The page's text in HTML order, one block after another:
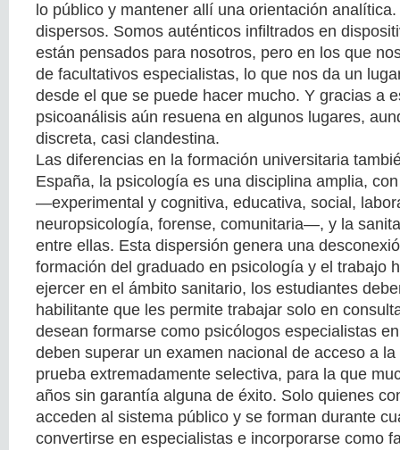
lo público y mantener allí una orientación
dispersos. Somos auténticos infiltrados en
están pensados para nosotros, pero en los que
de facultativos especialistas, lo que nos da un
desde el que se puede hacer mucho. Y gracias a
psicoanálisis aún resuena en algunos lugares,
discreta, casi clandestina.
Las diferencias en la formación universitaria
España, la psicología es una disciplina amplia,
—experimental y cognitiva, educativa, social,
neuropsicología, forense, comunitaria—, y la
entre ellas. Esta dispersión genera una
formación del graduado en psicología y el trabajo
ejercer en el ámbito sanitario, los estudiantes
habilitante que les permite trabajar solo en
desean formarse como psicólogos especialistas
deben superar un examen nacional de acceso a
prueba extremadamente selectiva, para la que
años sin garantía alguna de éxito. Solo quienes
acceden al sistema público y se forman durante
convertirse en especialistas e incorporarse como